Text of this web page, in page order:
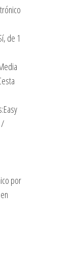
de 1
/
por